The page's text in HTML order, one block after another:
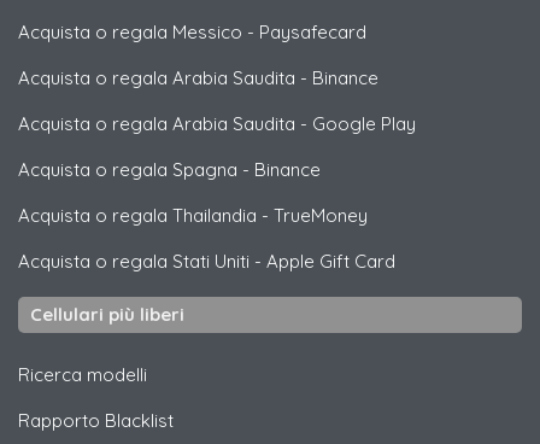
Acquista o regala Messico - Paysafecard
Acquista o regala Arabia Saudita - Binance
Acquista o regala Arabia Saudita - Google Play
Acquista o regala Spagna - Binance
Acquista o regala Thailandia - TrueMoney
Acquista o regala Stati Uniti - Apple Gift Card
Cellulari più liberi
Ricerca modelli
Rapporto Blacklist